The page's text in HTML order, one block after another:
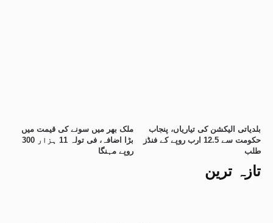
تازہ ترین
ملک بھر میں سونے کی قیمت میں
بڑا اضافہ، فی تولہ 11 ہزار 300
روپے مہنگا
بلدیاتی الیکشن کی تیاریاں، پنجاب
حکومت سے 12.5 ارب روپے کے فنڈز
طلب